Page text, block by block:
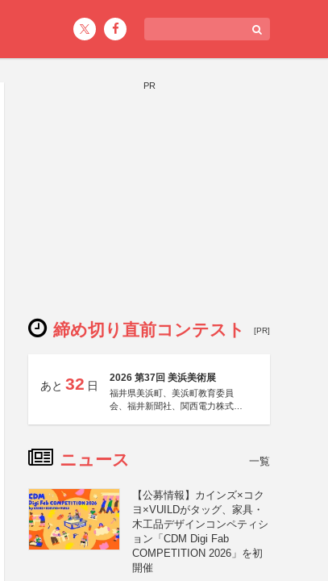
PR
締め切り直前コンテスト [PR]
あと 32 日
2026 第37回 美浜美術展
福井県美浜町、美浜町教育委員
会、福井新聞社、関西電力株式会
ニュース 一覧
【公募情報】カインズ×コク
ヨ×VUILDがタッグ、家具・
木工品デザインコンペティシ
ョン「CDM Digi Fab
COMPETITION 2026」を初
開催